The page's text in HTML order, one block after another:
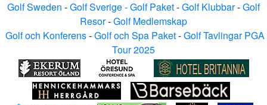
Golf Sweden -Golf Sverige - Golf Paket-Golf Klubbar-Golf
Resor-Golf Medlemskap
Golf och Konferens-Golf och Spa Paket-Golf Tavlingar PGA
Tour 2025